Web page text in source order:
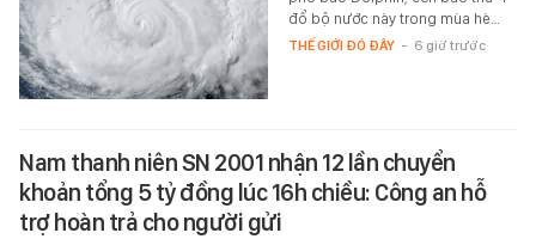
đổ bộ nước này trong mùa hè…
THẾ GIỚI ĐÓ ĐÂY - 6 giờ trước
Nam thanh niên SN 2001 nhận 12 lần chuyển
khoản tổng 5 tỷ đồng lúc 16h chiều: Công an hỗ
trợ hoàn trả cho người gửi